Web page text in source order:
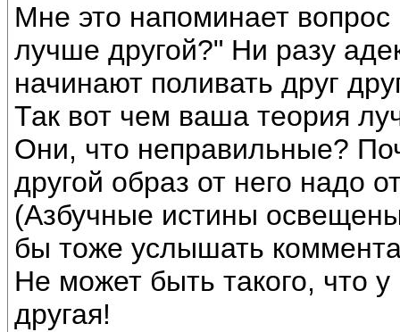
Мне это напоминает
лучше другой?" Ни разу
начинают поливать друг
Так вот чем ваша теория
Они, что неправильные?
другой образ от него надо
(Азбучные истины
бы тоже услышать
Не может быть такого, что
другая!